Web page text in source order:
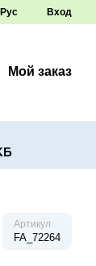
Рус Вход
Мой заказ
Артикул
FA_72264